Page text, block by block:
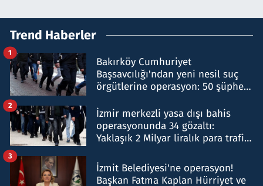
Trend Haberler
Bakırköy Cumhuriyet
Başsavcılığı'ndan yeni nesil suç
örgütlerine operasyon: 50 şüpheli
1
İzmir merkezli yasa dışı bahis
operasyonunda 34 gözaltı:
Yaklaşık 2 Milyar liralık para trafiği
2
İzmit Belediyesi'ne operasyon!
Başkan Fatma Kaplan Hürriyet ve
3